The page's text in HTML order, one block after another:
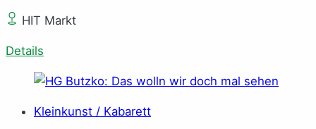
HIT Markt
Details
Kleinkunst / Kabarett